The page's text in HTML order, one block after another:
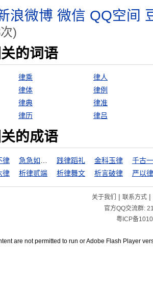
浪微博 微信 QQ空间
)
的词语
律乘
律人
律体
律例
律典
律准
律历 律吕
的成语
律 践律蹈礼 金科玉律
千古
律 析律贰端 析律舞文 析言破律
关于我们 | 联系方式|
官方QQ交流群:
粤ICP备
are not permitted to run or Adobe Flash Player